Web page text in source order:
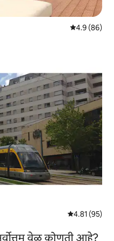
5 पैकी 4.9
4.9 (86)
5 पैकी 4.81
4.81 (95)
वेळ कोणती आहे?